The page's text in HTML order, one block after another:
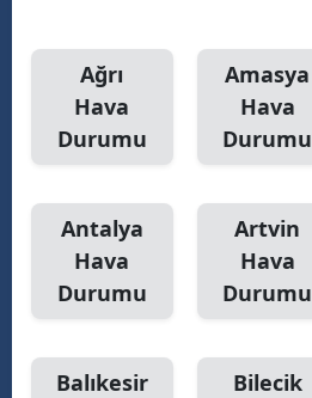
Ağrı
Hava
Durumu
Amasya
Hava
Durumu
Antalya
Hava
Durumu
Artvin
Hava
Durumu
Balıkesir
Bilecik